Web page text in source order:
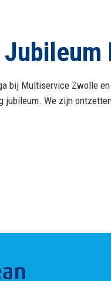
bij Multiservice Zwolle
jubileum. We zijn